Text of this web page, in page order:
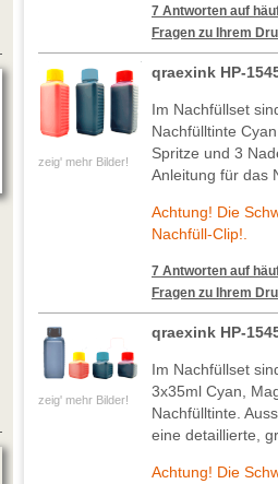
7 Antworten auf
Fragen zu Ihrem
zeig' mehr Bilder!
qraexink HP-
Im Nachfüllset
Nachfülltinte
Spritze und 3
Anleitung für das
Achtung! Die
Nachfüll-Clip!.
7 Antworten auf
Fragen zu Ihrem
zeig' mehr Bilder!
qraexink HP-
Im Nachfüllset
3x35ml Cyan,
Nachfülltinte.
eine detaillierte,
Achtung! Die